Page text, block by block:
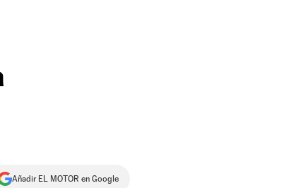
Añadir EL MOTOR en Google